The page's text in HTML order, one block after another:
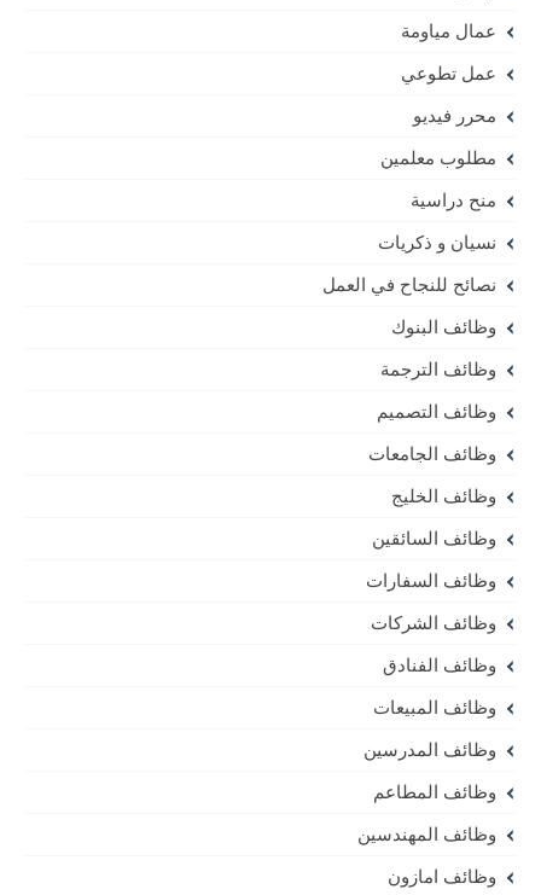
عمال مياومة
عمل تطوعي
محرر فيديو
مطلوب معلمين
منح دراسية
نسيان و ذكريات
نصائح للنجاح في العمل
وظائف البنوك
وظائف الترجمة
وظائف التصميم
وظائف الجامعات
وظائف الخليج
وظائف السائقين
وظائف السفارات
وظائف الشركات
وظائف الفنادق
وظائف المبيعات
وظائف المدرسين
وظائف المطاعم
وظائف المهندسين
وظائف امازون